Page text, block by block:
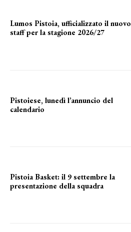
Lumos Pistoia, ufficializzato il nuovo
staff per la stagione 2026/27
Pistoiese, lunedì l’annuncio del
calendario
Pistoia Basket: il 9 settembre la
presentazione della squadra